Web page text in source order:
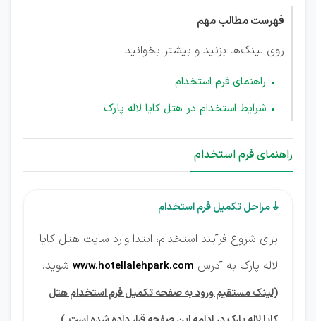
فهرست مطالب مهم
روی لینک‌ها بزنید و بیشتر بخوانید
راهنمای فرم استخدام
شرایط استخدام در هتل کایا لاله پارک
راهنمای فرم استخدام
 مراحل تکمیل فرم استخدام
برای شروع فرآیند استخدام، ابتدا وارد سایت هتل کایا
لاله پارک به آدرس www.hotellalehpark.com شوید.
(لینک مستقیم ورود به صفحه تکمیل فرم استخدام هتل